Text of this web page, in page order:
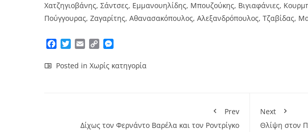
Χατζηγιοβάνης, Σάντσες, Εμμανουηλίδης, Μπουζούκης, Βιγιαφάνιες,
Πούγγουρας, Ζαγαρίτης, Αθανασακόπουλος, Αλεξανδρόπουλος, Τζαβίδας,
Facebook
TwitterEmailCopy
Posted in Χωρίς κατηγορία
Prev
Δίχως τον Φερνάντο Βαρέλα και τον Ροντρίγκο
Next
Θλίψη στον